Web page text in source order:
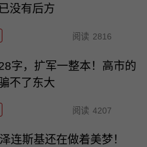
没有后方
阅读 2816
字，扩军一整本！高市的
不了东大
阅读 4207
连斯基还在做着美梦！